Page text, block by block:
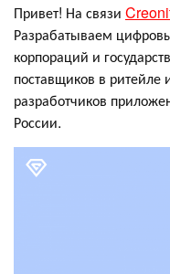
Привет! На связи
Разрабатываем
корпораций и
поставщиков в ритейле
разработчиков
России.